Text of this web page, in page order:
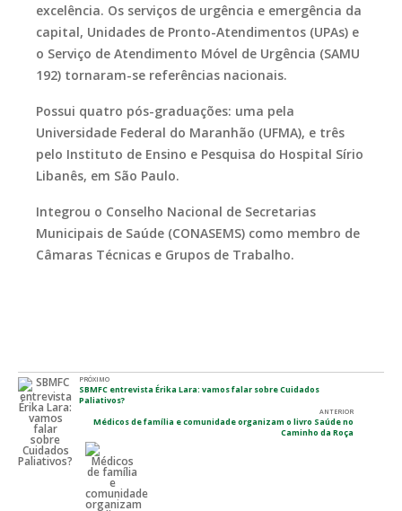
excelência. Os serviços de urgência e emergência da
capital, Unidades de Pronto-Atendimentos (UPAs) e
o Serviço de Atendimento Móvel de Urgência (SAMU
192) tornaram-se referências nacionais.
Possui quatro pós-graduações: uma pela
Universidade Federal do Maranhão (UFMA), e três
pelo Instituto de Ensino e Pesquisa do Hospital Sírio
Libanês, em São Paulo.
Integrou o Conselho Nacional de Secretarias
Municipais de Saúde (CONASEMS) como membro de
Câmaras Técnicas e Grupos de Trabalho.
PRÓXIMO
SBMFC entrevista Érika Lara: vamos falar sobre Cuidados
Paliativos?
ANTERIOR
Médicos de família e comunidade organizam o livro Saúde no
Caminho da Roça